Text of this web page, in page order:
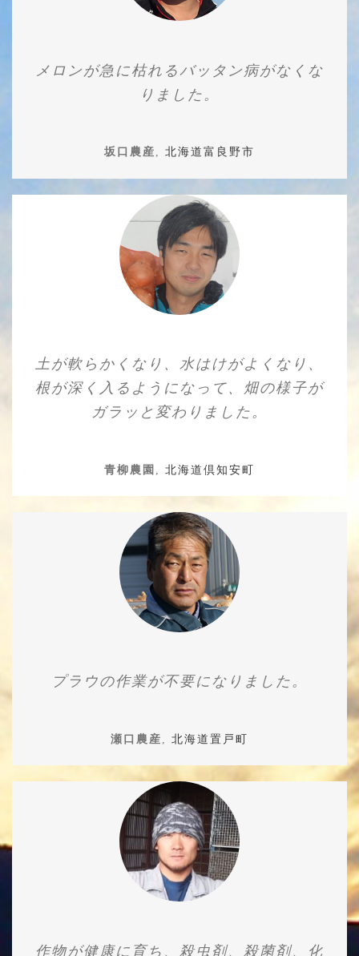
メロンが急に枯れるバッタン病がなくな
りました。
坂口農産 , 北海道富良野市
土が軟らかくなり、水はけがよくなり、
根が深く入るようになって、畑の様子が
ガラッと変わりました。
青柳農園 北海道倶知安町
プラウの作業が不要になりました。
瀬口農産 北海道置戸町
作物が健康に育ち、殺虫剤、殺菌剤、化